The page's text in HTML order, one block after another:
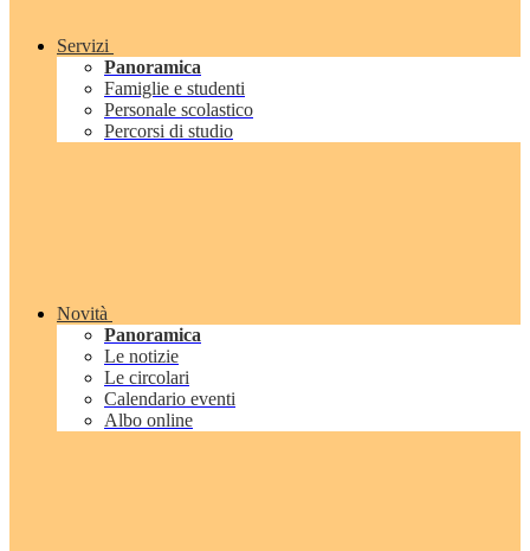
Servizi
Panoramica
Famiglie e studenti
Personale scolastico
Percorsi di studio
Novità
Panoramica
Le notizie
Le circolari
Calendario eventi
Albo online